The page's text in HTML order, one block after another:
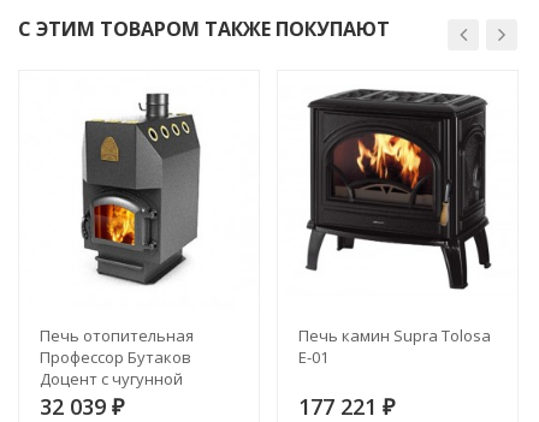
С ЭТИМ ТОВАРОМ ТАКЖЕ ПОКУПАЮТ
Печь отопительная
Профессор Бутаков
Доцент с чугунной
дверцей со стеклом
32 039 ₽
Печь камин Supra Tolosa
E-01
177 221 ₽